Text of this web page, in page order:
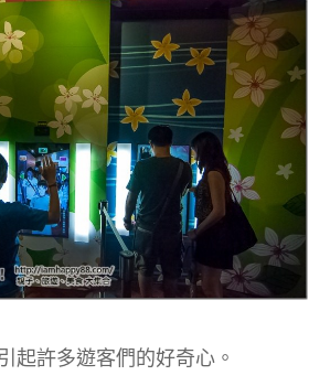
起許多遊客們的好奇心。